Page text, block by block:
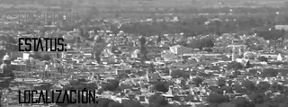
SECUNDINO
ESTATUS:
TERMINADO
LOCALIZACIÓN: